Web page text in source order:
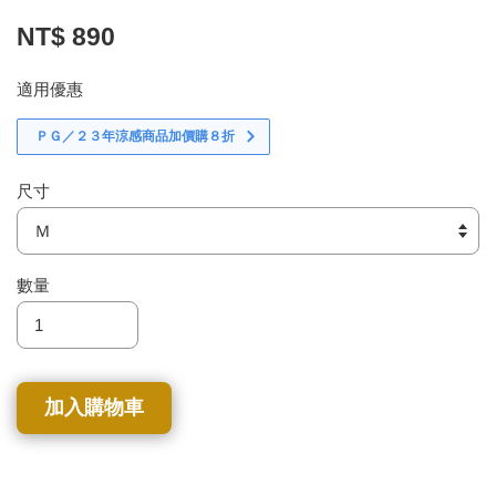
NT$ 890
適用優惠
ＰＧ／２３年涼感商品加價購８折
尺寸
數量
加入購物車